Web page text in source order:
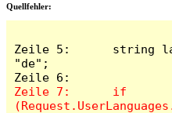
Quellfehler:
Zeile 5:      string
"de";
Zeile 7:      if